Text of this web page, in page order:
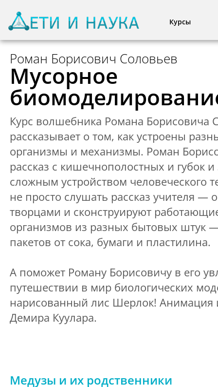
Курсы
Роман Борисович Соловьев
Мусорное
Курс волшебника Романа Борисовича
рассказывает о том, как устроены
организмы и механизмы. Роман
рассказ с кишечнополостных и губок и
сложным устройством человеческого
не просто слушать рассказ учителя —
творцами и сконструируют
организмов из разных бытовых штук
пакетов от сока, бумаги и пластилина.
А поможет Роману Борисовичу в его
путешествии в мир биологических
нарисованный лис Шерлок! Анимация
Демира Куулара.
Медузы и их родственники